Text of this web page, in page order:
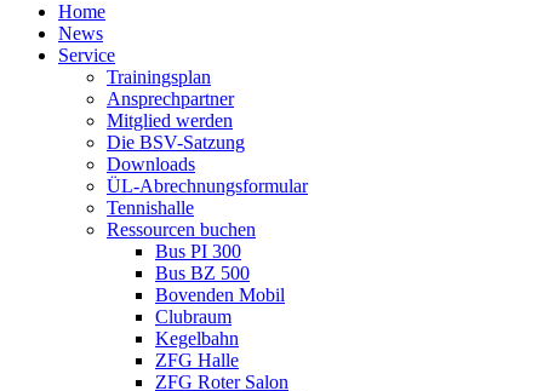
Home
News
Service
Trainingsplan
Ansprechpartner
Mitglied werden
Die BSV-Satzung
Downloads
ÜL-Abrechnungsformular
Tennishalle
Ressourcen buchen
Bus PI 300
Bus BZ 500
Bovenden Mobil
Clubraum
Kegelbahn
ZFG Halle
ZFG Roter Salon